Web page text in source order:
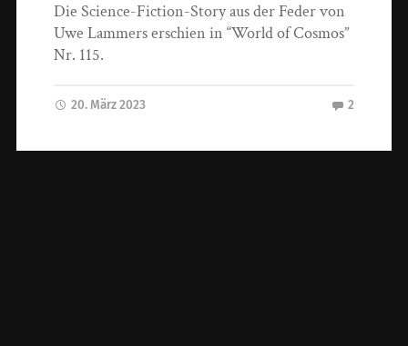
Die Science-Fiction-Story aus der Feder von
Uwe Lammers erschien in “World of Cosmos”
Nr. 115.
20. März 2023 2